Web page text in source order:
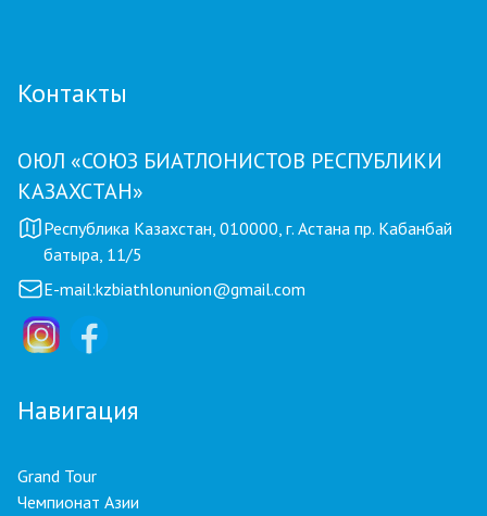
Контакты
ОЮЛ «СОЮЗ БИАТЛОНИСТОВ РЕСПУБЛИКИ
КАЗАХСТАН»
Республика Казахстан, 010000, г. Астана пр. Кабанбай
батыра, 11/5
E-mail:kzbiathlonunion@gmail.com
Навигация
Grand Tour
Чемпионат Азии